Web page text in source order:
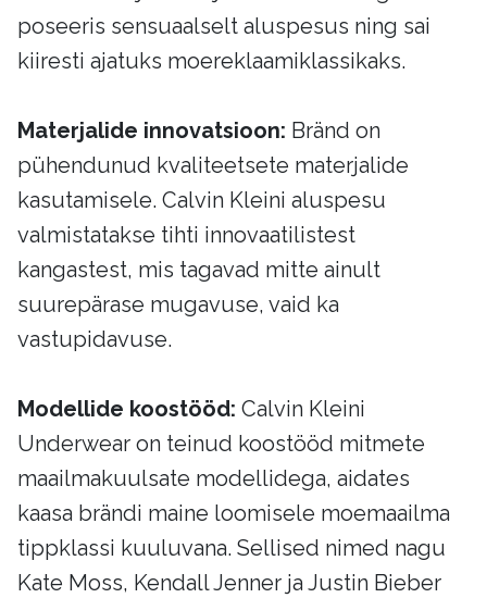
poseeris sensuaalselt aluspesus ning sai
kiiresti ajatuks moereklaamiklassikaks.
Materjalide innovatsioon: Bränd on
pühendunud kvaliteetsete materjalide
kasutamisele. Calvin Kleini aluspesu
valmistatakse tihti innovaatilistest
kangastest, mis tagavad mitte ainult
suurepärase mugavuse, vaid ka
vastupidavuse.
Modellide koostööd: Calvin Kleini
Underwear on teinud koostööd mitmete
maailmakuulsate modellidega, aidates
kaasa brändi maine loomisele moemaailma
tippklassi kuuluvana. Sellised nimed nagu
Kate Moss, Kendall Jenner ja Justin Bieber